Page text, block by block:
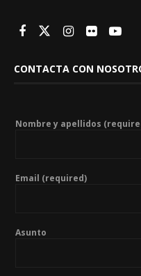
CONTACTA CON
Nombre y apellidos
Email (required)
Asunto